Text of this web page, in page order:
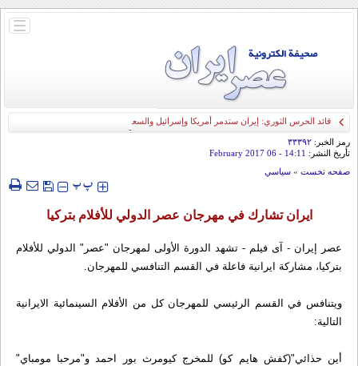
باز
قائد الحرس الثوري: إيران ستدمر أمريكا وإسرائيل والسعودية إذا تجاوزت خطوط طهران
الحمراء
رمز الخبر: ۳۳۳۹۲
تأريخ النشر: 14:11
- 06 February 2017
صفحه نخست » سياسي
‍‍‍ پپ
ايران تشارك في مهرجان عصر الدولي للأفلام بتركيا
عصر إيران - آى فيلم - تشهد الدورة الأولى لمهرجان "عصر" الدولي للأفلام
بتركيا، مشاركة ايرانية فاعلة في القسم التنافسي للمهرجان.
ويتنافس في القسم الرئيسي للمهرجان كل من الأفلام السينمائية الايرانية
التالية:
أين حذائي"(كفش هايم كو) للمخرج كيومرث بور احمد و"مرحبا مومباي"